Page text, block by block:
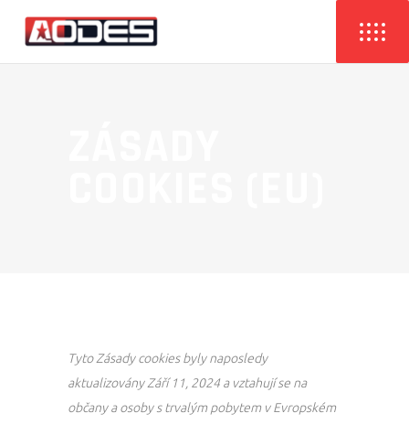
Tyto Zásady cookies byly naposledy
aktualizovány Září 11, 2024 a vztahují se na
občany a osoby s trvalým pobytem v Evropském